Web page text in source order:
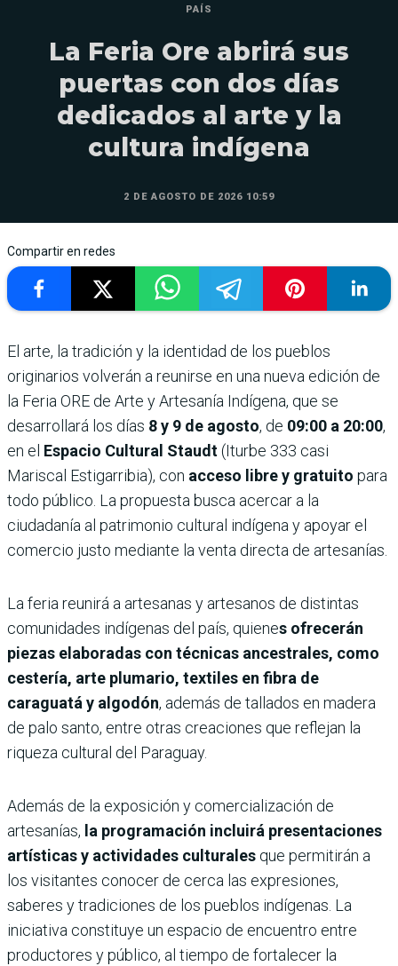
PAÍS
La Feria Ore abrirá sus
puertas con dos días
dedicados al arte y la
cultura indígena
2 DE AGOSTO DE 2026 10:59
Compartir en redes
El arte, la tradición y la identidad de los pueblos
originarios volverán a reunirse en una nueva edición de
la Feria ORE de Arte y Artesanía Indígena, que se
desarrollará los días 8 y 9 de agosto, de 09:00 a 20:00,
en el Espacio Cultural Staudt(Iturbe 333 casi
Mariscal Estigarribia), con acceso libre y gratuito para
todo público. La propuesta busca acercar a la
ciudadanía al patrimonio cultural indígena y apoyar el
comercio justo mediante la venta directa de artesanías.
La feria reunirá a artesanas y artesanos de distintas
comunidades indígenas del país, quienes ofrecerán
piezas elaboradas con técnicas ancestrales, como
cestería, arte plumario, textiles en fibra de
caraguatá y algodón, además de tallados en madera
de palo santo, entre otras creaciones que reflejan la
riqueza cultural del Paraguay.
Además de la exposición y comercialización de
artesanías, la programación incluirá presentaciones
artísticas y actividades culturales que permitirán a
los visitantes conocer de cerca las expresiones,
saberes y tradiciones de los pueblos indígenas. La
iniciativa constituye un espacio de encuentro entre
productores y público, al tiempo de fortalecer la